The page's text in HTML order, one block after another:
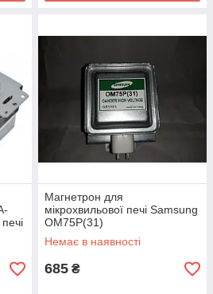
Магнетрон для
мікрохвильової печі Samsung
OM75P(31)
Немає в наявності
685 ₴